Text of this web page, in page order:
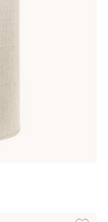
i dessa färger:
Lägg